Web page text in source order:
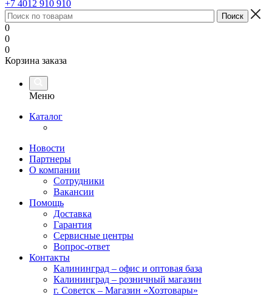
+7 4012 910 910
0
0
0
Корзина заказа
Меню
Каталог
Новости
Партнеры
О компании
Сотрудники
Вакансии
Помощь
Доставка
Гарантия
Сервисные центры
Вопрос-ответ
Контакты
Калининград – офис и оптовая база
Калининград – розничный магазин
г. Советск – Магазин «Хозтовары»